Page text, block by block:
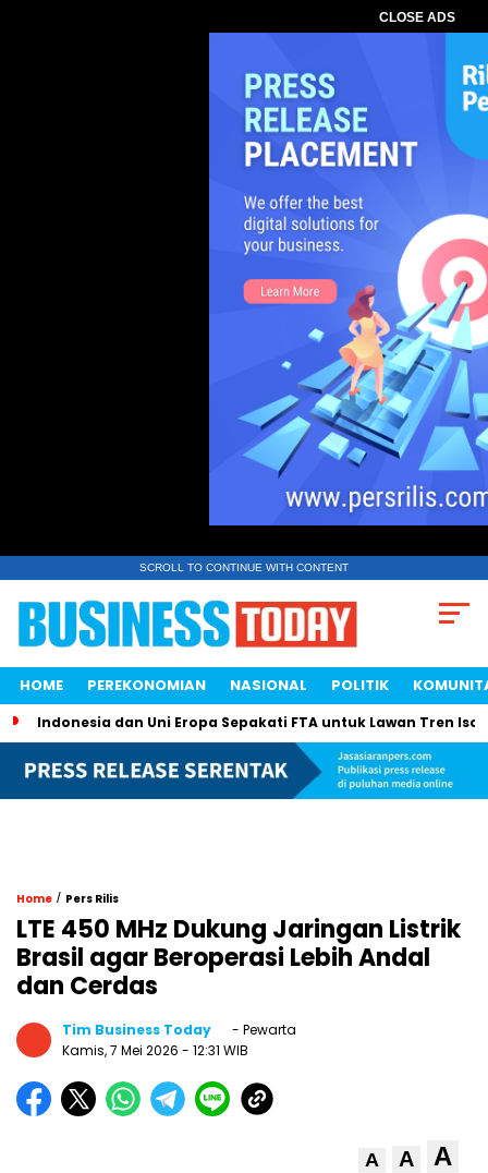
CLOSE ADS
SCROLL TO CONTINUE WITH CONTENT
HOME PEREKONOMIAN NASIONAL POLITIK
Indonesia dan Uni Eropa Sepakati FTA untuk Lawan Tren
Home / Pers Rilis
LTE 450 MHz Dukung Jaringan Listrik
Brasil agar Beroperasi Lebih Andal
dan Cerdas
Tim Business Today
- Pewarta
Kamis, 7 Mei 2026 - 12:31 WIB
A A A